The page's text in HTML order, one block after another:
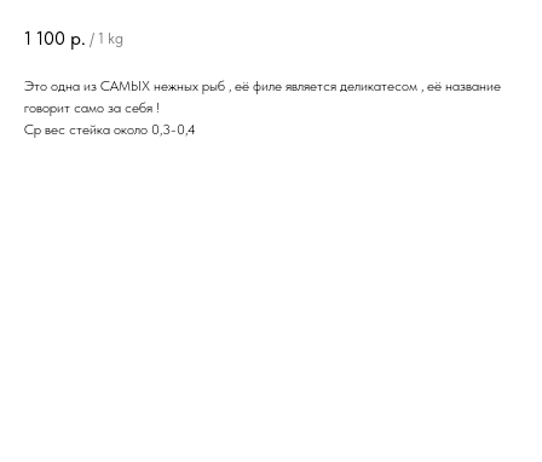
1 100 р. / 1 kg
Это одна из САМЫХ нежных рыб , её филе является деликатесом , её название
говорит само за себя !
Ср вес стейка около 0,3-0,4